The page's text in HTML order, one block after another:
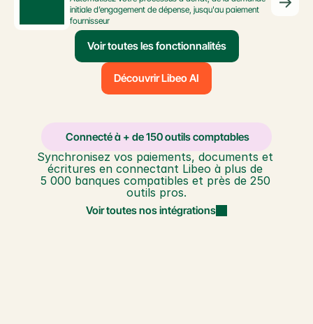
initiale d’engagement de dépense, jusqu'au paiement
fournisseur
Voir toutes les fonctionnalités
Découvrir Libeo AI
️ Connecté à + de 150 outils comptables
Synchronisez vos paiements, documents et
écritures en connectant Libeo à plus de
5 000 banques compatibles et près de 250
outils pros.
Voir toutes nos intégrations